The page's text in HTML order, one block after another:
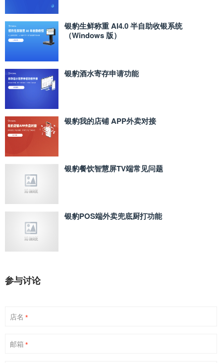
银豹生鲜称重 AI4.0 半自助收银系统
（Windows 版）
银豹酒水寄存申请功能
银豹我的店铺 APP外卖对接
银豹餐饮智慧屏TV端常见问题
银豹POS端外卖兜底厨打功能
参与讨论
店名 *
邮箱 *